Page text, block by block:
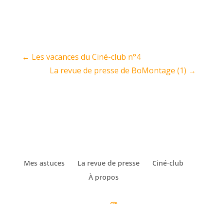
← Les vacances du Ciné-club n°4
La revue de presse de BoMontage (1) →
Mes astuces La revue de presse
Ciné-club
À propos